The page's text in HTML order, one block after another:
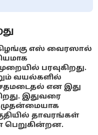
எஸ் வைரஸால்
பரவுகிறது.
வயல்களில்
என இது
இதுவரை
முதன்மையாக
தாவரங்கள்
பெறுகின்றன.